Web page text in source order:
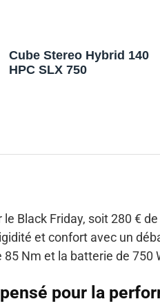
Cube Stereo Hybrid 140
HPC SLX 750
Black Friday, soit 280 €
et confort avec un
Nm et la batterie de 750
pour la